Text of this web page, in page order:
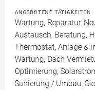
ANGEBOTENE TÄTIGKEITEN
Wartung, Reparatur,
Austausch, Beratung,
Thermostat, Anlage &
Wartung, Dach
Optimierung,
Sanierung / Umbau,